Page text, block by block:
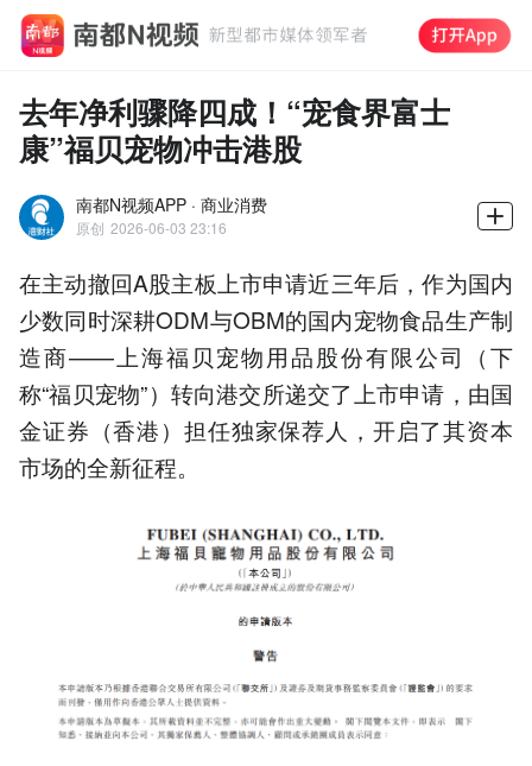
去年净利骤降四成！“宠食界富士
康”福贝宠物冲击港股
南都N视频APP · 商业消费
原创 2026-06-03 23:16
在主动撤回A股主板上市申请近三年后，作为国内
少数同时深耕ODM与OBM的国内宠物食品生产制
造商——上海福贝宠物用品股份有限公司（下
称“福贝宠物”）转向港交所递交了上市申请，由国
金证券（香港）担任独家保荐人，开启了其资本
市场的全新征程。